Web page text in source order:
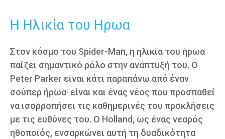
Η Ηλικία του Ηρωα
Στον κόσμο του Spider-Man, η ηλικία του ήρωα
παίζει σημαντικό ρόλο στην ανάπτυξή του. O
Peter Parker είναι κάτι παραπάνω από έναν
σούπερ ήρωα· είναι και ένας νέος που προσπαθεί
να ισορροπήσει τις καθημερινές του προκλήσεις
με τις ευθύνες του. Ο Holland, ως ένας νεαρός
ηθοποιός, ενσαρκώνει αυτή τη δυαδικότητα